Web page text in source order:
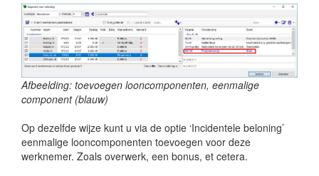
Afbeelding: toevoegen looncomponenten, eenmalige
component (blauw)
Op dezelfde wijze kunt u via de optie ‘Incidentele beloning’
eenmalige looncomponenten toevoegen voor deze
werknemer. Zoals overwerk, een bonus, et cetera.